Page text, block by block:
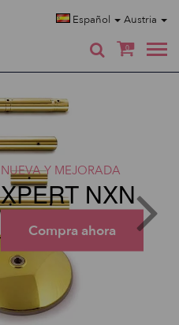
Español Austria
0
NUEVA Y MEJORADA
XPERT NXN
Compra ahora